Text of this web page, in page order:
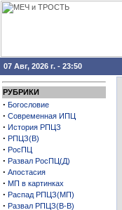
07 Авг, 2026 г. - 23:50
РУБРИКИ
· Богословие
· Современная ИПЦ
· История РПЦЗ
· РПЦЗ(В)
· РосПЦ
· Развал РосПЦ(Д)
· Апостасия
· МП в картинках
· Распад РПЦЗ(МП)
· Развал РПЦЗ(В-В)